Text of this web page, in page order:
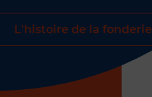
L'histoire de la fonderie